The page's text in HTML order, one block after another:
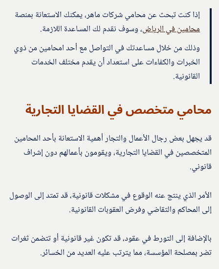
إذا كنت تبحث عن محامي شركات ماهر، يمكنك الاستعانة بمنصة
محامين في الرياض، وسوف نقدم لك المساعدة اللازمة.
وذلك من خلال مساعدتك في التواصل مع أحد امحامين من ذوي
الخبرات والكفاءات على استعداد أن يقدم مختلف الخدمات
القانونية.
محامي متخصص في القضايا التجارية
قد يجهل بعض رجال الأعمال والتجار أهمية الاستعانة بأحد المحامين
المتخصصين في القضايا التجارية، ويقومون بأعمالهم دون إشراف
قانوني.
الأمر الذي ينتج عنه الوقوع في مشكلات قانونية، قد تمتد إلى الوصول
إلى المحاكم والتقاضي وفرض العقوبات القانونية.
بالإضافة إلى التورط في عقود، قد تكون غير قانونية أو تتضمن ثغرات
تضر بمصلحة المؤسسة، مما يترتب عليه العديد من الخسائر.